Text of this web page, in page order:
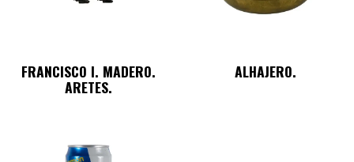
FRANCISCO I. MADERO.
ARETES.
ALHAJERO.